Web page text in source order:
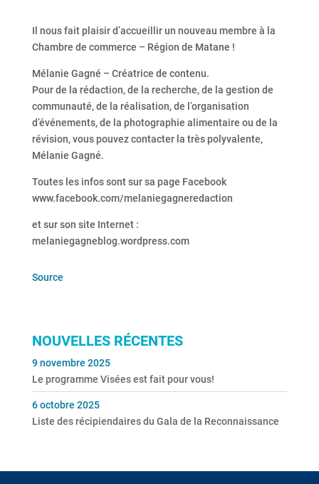
Il nous fait plaisir d’accueillir un nouveau membre à la
Chambre de commerce – Région de Matane !
Mélanie Gagné – Créatrice de contenu.
Pour de la rédaction, de la recherche, de la gestion de
communauté, de la réalisation, de l’organisation
d’événements, de la photographie alimentaire ou de la
révision, vous pouvez contacter la très polyvalente,
Mélanie Gagné.
Toutes les infos sont sur sa page Facebook
www.facebook.com/melaniegagneredaction
et sur son site Internet :
melaniegagneblog.wordpress.com
Source
NOUVELLES RÉCENTES
Le programme Visées est fait pour vous!
9 novembre 2025
Liste des récipiendaires du Gala de la Reconnaissance
6 octobre 2025